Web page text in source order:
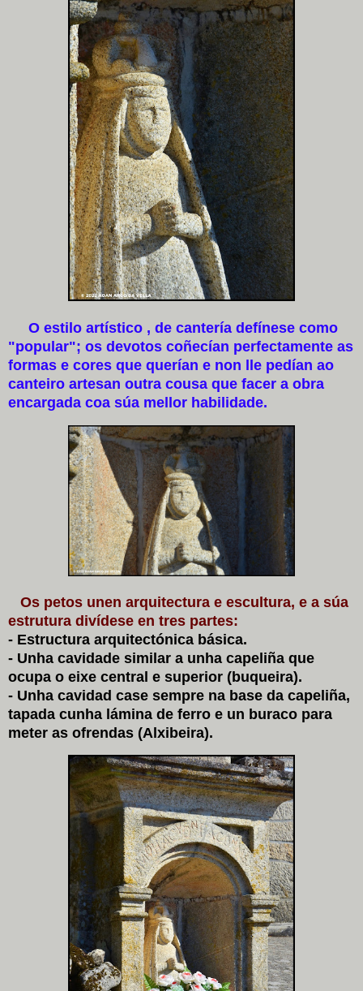
O estilo artístico , de cantería defínese como
"popular"; os devotos coñecían perfectamente as
formas e cores que querían e non lle pedían ao
canteiro artesan outra cousa que facer a obra
encargada coa súa mellor habilidade.
Os petos unen arquitectura e escultura, e a súa
estrutura divídese en tres partes:
- Estructura arquitectónica básica.
- Unha cavidade similar a unha capeliña que
ocupa o eixe central e superior (buqueira).
- Unha cavidad case sempre na base da capeliña,
tapada cunha lámina de ferro e un buraco para
meter as ofrendas (Alxibeira).